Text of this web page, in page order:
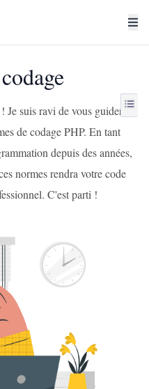
Je suis ravi de vous guider à
de codage PHP. En tant
depuis des années,
normes rendra votre code
C'est parti !